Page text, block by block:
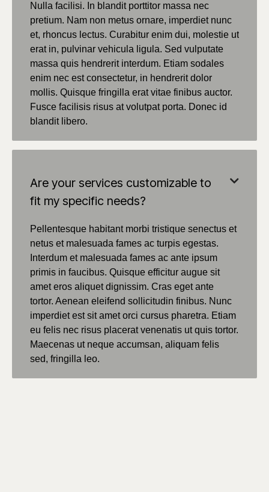
Nulla facilisi. In blandit porttitor massa nec
pretium. Nam non metus ornare, imperdiet nunc
et, rhoncus lectus. Curabitur enim dui, molestie ut
erat in, pulvinar vehicula ligula. Sed vulputate
massa quis hendrerit interdum. Etiam sodales
enim nec est consectetur, in hendrerit dolor
mollis. Quisque fringilla erat vitae finibus auctor.
Fusce facilisis risus at volutpat porta. Donec id
blandit libero.
Are your services customizable to
fit my specific needs?

Pellentesque habitant morbi tristique senectus et
netus et malesuada fames ac turpis egestas.
Interdum et malesuada fames ac ante ipsum
primis in faucibus. Quisque efficitur augue sit
amet eros aliquet dignissim. Cras eget ante
tortor. Aenean eleifend sollicitudin finibus. Nunc
imperdiet est sit amet orci cursus pharetra. Etiam
eu felis nec risus placerat venenatis ut quis tortor.
Maecenas ut neque accumsan, aliquam felis
sed, fringilla leo.